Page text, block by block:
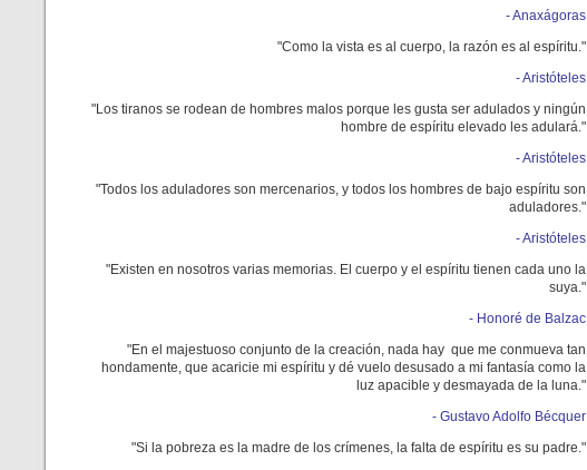
- Anaxágoras
"Como la vista es al cuerpo, la razón es al espíritu."
- Aristóteles
"Los tiranos se rodean de hombres malos porque les gusta ser adulados y ningún
hombre de espíritu elevado les adulará."
- Aristóteles
"Todos los aduladores son mercenarios, y todos los hombres de bajo espíritu son
aduladores."
- Aristóteles
"Existen en nosotros varias memorias. El cuerpo y el espíritu tienen cada uno la
suya."
- Honoré de Balzac
"En el majestuoso conjunto de la creación, nada hay que me conmueva tan
hondamente, que acaricie mi espíritu y dé vuelo desusado a mi fantasía como la
luz apacible y desmayada de la luna."
- Gustavo Adolfo Bécquer
"Si la pobreza es la madre de los crímenes, la falta de espíritu es su padre."